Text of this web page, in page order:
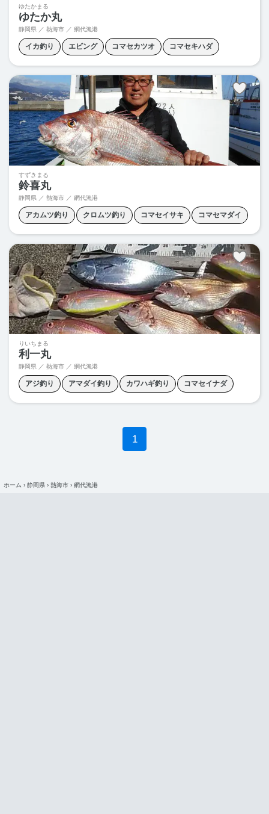
ゆたかまる
ゆたか丸
静岡県 ／ 熱海市 ／ 網代漁港
イカ釣り エビング コマセカツオ コマセキハダ
シマアジ釣り ヒラメ釣り 五目釣り
すずきまる
鈴喜丸
静岡県 ／ 熱海市 ／ 網代漁港
アカムツ釣り クロムツ釣り コマセイサキ コマセマダイ
コマセ釣り メダイ釣り 五目釣り
りいちまる
利一丸
静岡県 ／ 熱海市 ／ 網代漁港
アジ釣り アマダイ釣り カワハギ釣り コマセイナダ
コマセマダイ コマセワラサ コマセ釣り
1
ホーム › 静岡県 › 熱海市 › 網代漁港